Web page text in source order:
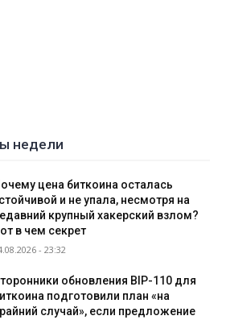
недели
цена биткоина осталась
и не упала, несмотря на
крупный хакерский взлом?
в чем секрет
- 23:32
обновления BIP-110 для
подготовили план «на
случай», если предложение